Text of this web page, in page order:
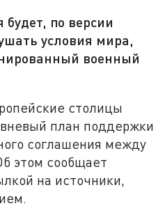
будет, по версии
условия мира,
военный
столицы
план поддержки
соглашения между
этом сообщает
на источники,